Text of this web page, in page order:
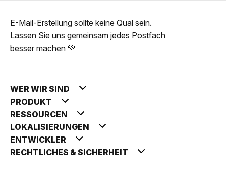
E-Mail-Erstellung sollte keine Qual sein.
Lassen Sie uns gemeinsam jedes Postfach
besser machen 💚
WER WIR SIND
PRODUKT
RESSOURCEN
LOKALISIERUNGEN
ENTWICKLER
RECHTLICHES & SICHERHEIT